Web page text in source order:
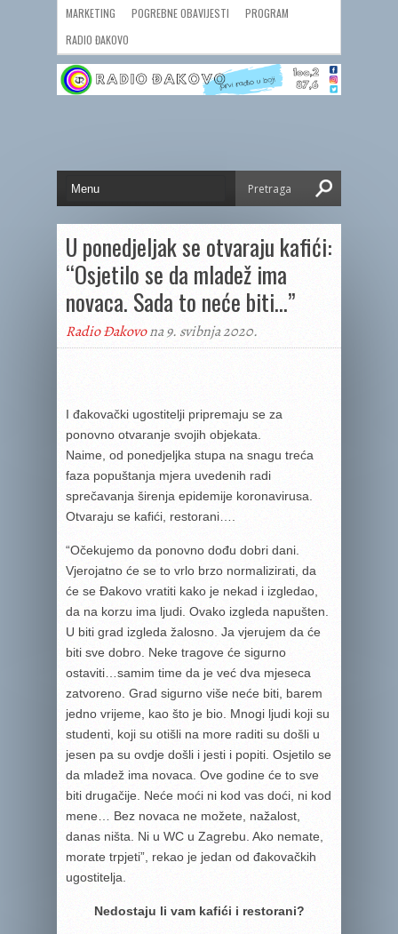
MARKETING POGREBNE OBAVIJESTI
PROGRAM
RADIO ĐAKOVO
U ponedjeljak se otvaraju kafići:
“Osjetilo se da mladež ima
novaca. Sada to neće biti…”
Radio Đakovona 9. svibnja 2020.
I đakovački ugostitelji pripremaju se za
ponovno otvaranje svojih objekata.
Naime, od ponedjeljka stupa na snagu treća
faza popuštanja mjera uvedenih radi
sprečavanja širenja epidemije koronavirusa.
Otvaraju se kafići, restorani….
“Očekujemo da ponovno dođu dobri dani.
Vjerojatno će se to vrlo brzo normalizirati, da
će se Đakovo vratiti kako je nekad i izgledao,
da na korzu ima ljudi. Ovako izgleda napušten.
U biti grad izgleda žalosno. Ja vjerujem da će
biti sve dobro. Neke tragove će sigurno
ostaviti…samim time da je već dva mjeseca
zatvoreno. Grad sigurno više neće biti, barem
jedno vrijeme, kao što je bio. Mnogi ljudi koji su
studenti, koji su otišli na more raditi su došli u
jesen pa su ovdje došli i jesti i popiti. Osjetilo se
da mladež ima novaca. Ove godine će to sve
biti drugačije. Neće moći ni kod vas doći, ni kod
mene… Bez novaca ne možete, nažalost,
danas ništa. Ni u WC u Zagrebu. Ako nemate,
morate trpjeti”, rekao je jedan od đakovačkih
ugostitelja.
Nedostaju li vam kafići i restorani?